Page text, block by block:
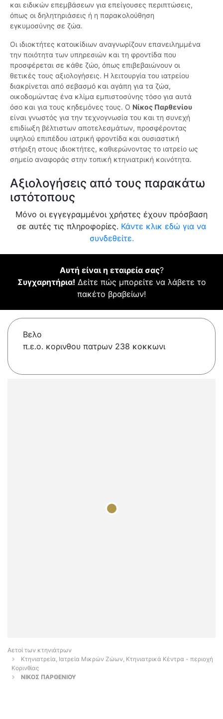
και ειδικών επεμβάσεων για επείγουσες περιπτώσεις,
όπως οι δηλητηριάσεις ή η παρακολούθηση
εγκυμοσύνης σε ζώα.
Οι ιδιοκτήτες κατοικίδιων αναγνωρίζουν επανειλημμένα
την ποιότητα των υπηρεσιών και τη φροντίδα που
προσφέρεται σε κάθε ζώο, όπως επιβεβαιώνουν οι
θετικές τους αξιολογήσεις. Η λειτουργία του ιατρείου
διακρίνεται από σεβασμό και αγάπη για τα ζώα,
οικοδομώντας ένα κλίμα εμπιστοσύνης τόσο για αυτά
όσο και για τους κηδεμόνες τους. Ο Νίκος Παρθενίου
είναι γνωστός για την τεχνογνωσία του και τη συνεχή
επιδίωξη βέλτιστων αποτελεσμάτων, προσφέροντας
υψηλού επιπέδου ιατρική φροντίδα και ουσιαστική
στήριξη στους ιδιοκτήτες, καθιερώνοντας το ιατρείο ως
σημείο αναφοράς στην τοπική κτηνιατρική κοινότητα.
Αξιολογήσεις από τους παρακάτω
ιστότοπους
Μόνο οι εγγεγραμμένοι χρήστες έχουν πρόσβαση
σε αυτές τις πληροφορίες. Κάντε κλικ εδώ για να
συνδεθείτε.
Αυτή είναι η εταιρεία σας?
Συγχαρητήρια! Δείτε πώς μπορείτε να λάβετε το
πακέτο βραβείων!
Βελο
π.ε.ο. κορινθου πατρων 238 κοκκωνι
Αετοί των κτηνιάτρων
Κτηνιατρεία, Ιατρεία Μικρών Ζώων, Κτηνιατρικά Κέντρα - περιοχή
Κορινθίας
ΝΙΚΟΣ ΠΑΡΘΕΝΙΟΥ